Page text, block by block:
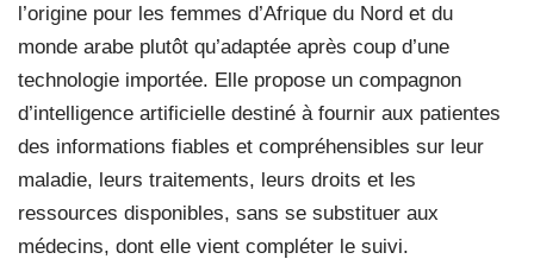
l’origine pour les femmes d’Afrique du Nord et du
monde arabe plutôt qu’adaptée après coup d’une
technologie importée. Elle propose un compagnon
d’intelligence artificielle destiné à fournir aux patientes
des informations fiables et compréhensibles sur leur
maladie, leurs traitements, leurs droits et les
ressources disponibles, sans se substituer aux
médecins, dont elle vient compléter le suivi.